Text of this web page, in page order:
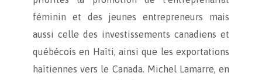
féminin et des jeunes entrepreneurs mais
aussi celle des investissements canadiens et
québécois en Haïti, ainsi que les exportations
haïtiennes vers le Canada. Michel Lamarre, en